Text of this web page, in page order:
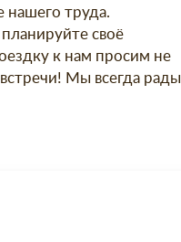
нашего труда.
своё
к нам просим не
Мы всегда рады